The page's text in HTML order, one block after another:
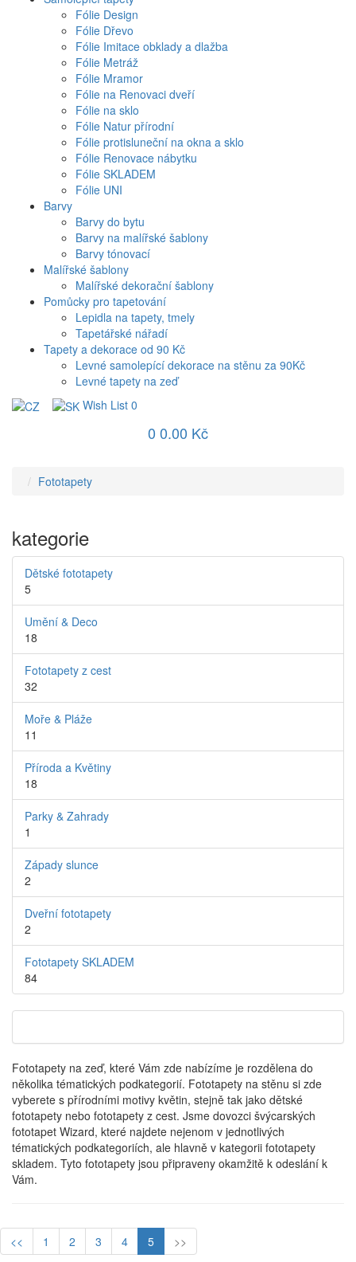
Fólie Design
Fólie Dřevo
Fólie Imitace obklady a dlažba
Fólie Metráž
Fólie Mramor
Fólie na Renovaci dveří
Fólie na sklo
Fólie Natur přírodní
Fólie protisluneční na okna a sklo
Fólie Renovace nábytku
Fólie SKLADEM
Fólie UNI
Barvy
Barvy do bytu
Barvy na malířské šablony
Barvy tónovací
Malířské šablony
Malířské dekorační šablony
Pomůcky pro tapetování
Lepidla na tapety, tmely
Tapetářské nářadí
Tapety a dekorace od 90 Kč
Levné samolepící dekorace na stěnu za 90Kč
Levné tapety na zeď
Wish List 0
0 0.00 Kč
Fototapety
kategorie
Dětské fototapety
5
Umění & Deco
18
Fototapety z cest
32
Moře & Pláže
11
Příroda a Květiny
18
Parky & Zahrady
1
Západy slunce
2
Dveřní fototapety
2
Fototapety SKLADEM
84
Fototapety na zeď, které Vám zde nabízíme je rozdělena do
několika tématických podkategorií. Fototapety na stěnu si zde
vyberete s přírodními motivy květin, stejně tak jako dětské
fototapety nebo fototapety z cest. Jsme dovozci švýcarských
fototapet Wizard, které najdete nejenom v jednotlivých
tématických podkategoriích, ale hlavně v kategorii fototapety
skladem. Tyto fototapety jsou připraveny okamžitě k odeslání k
Vám.
<< 1 2 3 4 5 >>